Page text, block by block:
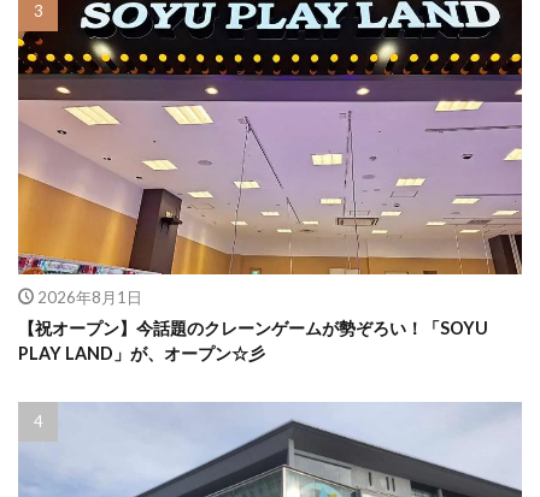
2026年8月1日
【祝オープン】今話題のクレーンゲームが勢ぞろい！「SOYU
PLAY LAND」が、オープン☆彡